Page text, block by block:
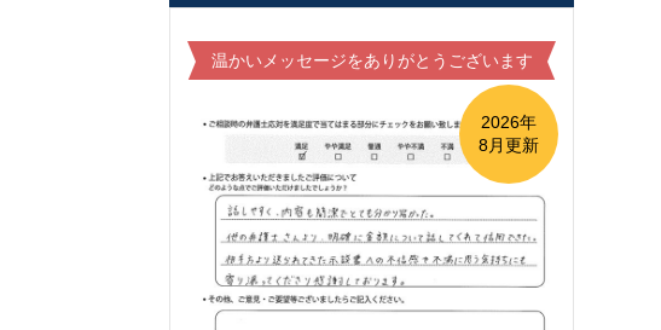
温かいメッセージをありがとうございます
2026年
8月更新